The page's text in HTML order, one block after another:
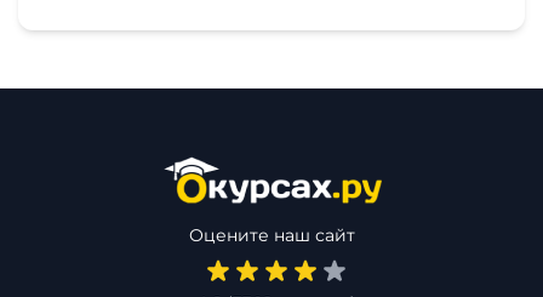
Оцените наш сайт